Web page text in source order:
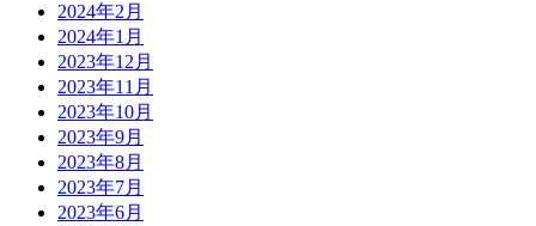
2024年2月
2024年1月
2023年12月
2023年11月
2023年10月
2023年9月
2023年8月
2023年7月
2023年6月